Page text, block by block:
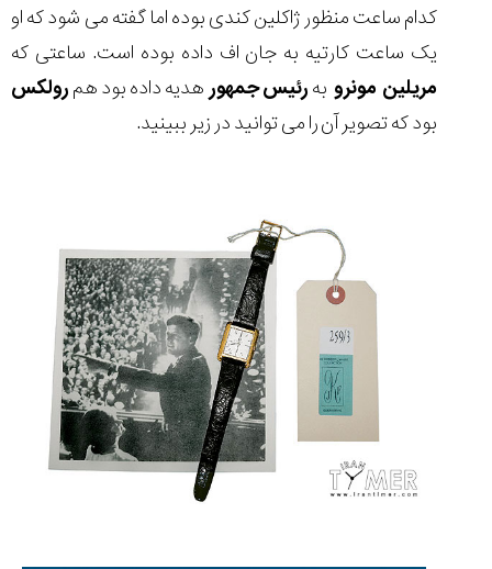
کدام ساعت منظور ژاکلین کندی بوده اما گفته می شود که او
یک ساعت کارتیه به جان اف داده بوده است. ساعتی که
مریلین مونرو بهرئیسجمهورهدیه داده بود همرولکس
بود که تصویر آن را می توانید در زیر ببینید.